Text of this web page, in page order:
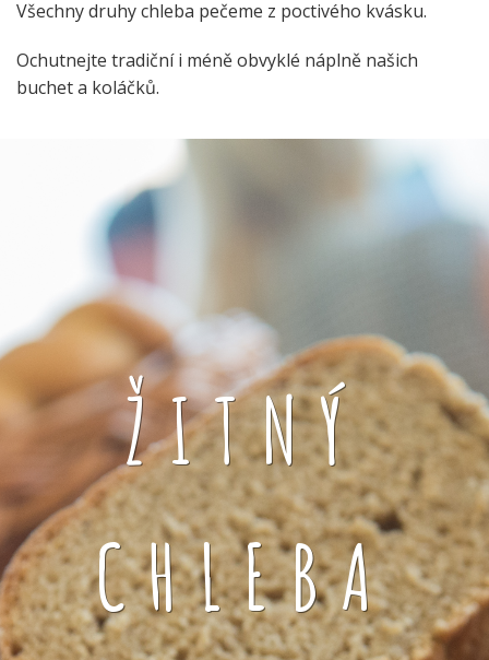
Všechny druhy chleba pečeme z poctivého kvásku.
Ochutnejte tradiční i méně obvyklé náplně našich
buchet a koláčků.
ŽITNÝ
CHLEBA